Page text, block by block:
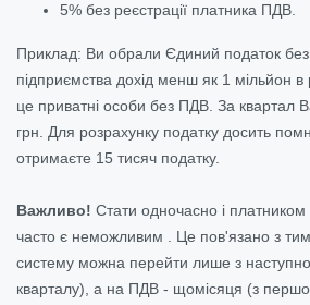
5% без реєстрації платника ПДВ.
Приклад: Ви обрали Єдиний податок
підприємства дохід менш як 1 мільйон в
це приватні особи без ПДВ. За квартал
грн. Для розрахунку податку досить
отримаєте 15 тисяч податку.
Важливо! Стати одночасно і
часто є неможливим . Це пов'язано з
систему можна перейти лише з
кварталу), а на ПДВ - щомісяця (з